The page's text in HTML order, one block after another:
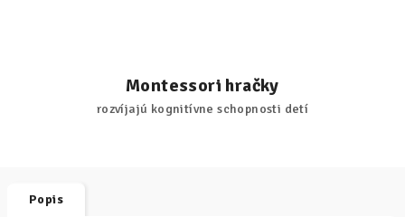
Montessori hračky
rozvíjajú kognitívne schopnosti detí
Popis